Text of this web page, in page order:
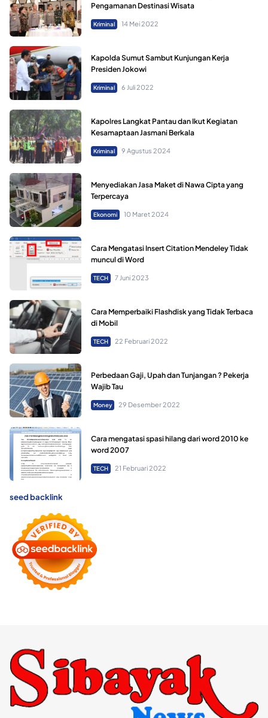
Pengamanan Destinasi Wisata
Kriminal 14 Mei 2022
Kapolda Sumut Sambut Kunjungan Kerja
Presiden Jokowi
Kriminal 6 Juli 2022
Kapolres Langkat Pantau dan Ikut Kegiatan
Kesamaptaan Jasmani Berkala
Kriminal 9 Agustus 2024
Menyediakan Jasa Maket di Nawa Cipta yang
Terpercaya
Ekonomi 10 Maret 2024
Cara Mengatasi Insert Citation Mendeley Tidak
muncul di Word
TECH 7 Juni 2023
Cara Memperbaiki Flashdisk yang Tidak Terbaca
di Mobil
TECH 22 Februari 2022
Perbedaan Gaji, Upah dan Tunjangan ? Pekerja
Wajib Tau
Money 29 Desember 2022
Cara mengatasi spasi hilang dari word 2010 ke
word 2007
TECH 21 Februari 2022
seed backlink